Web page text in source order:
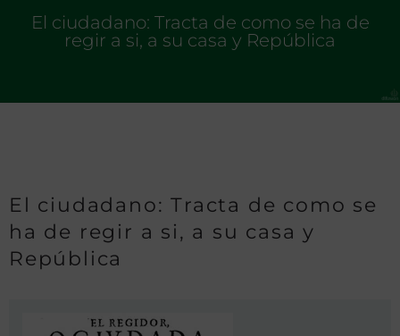
El ciudadano: Tracta de como se ha de
regir a si, a su casa y República
El ciudadano: Tracta de como se
ha de regir a si, a su casa y
República